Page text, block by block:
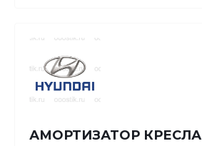
АМОРТИЗАТОР КРЕСЛА